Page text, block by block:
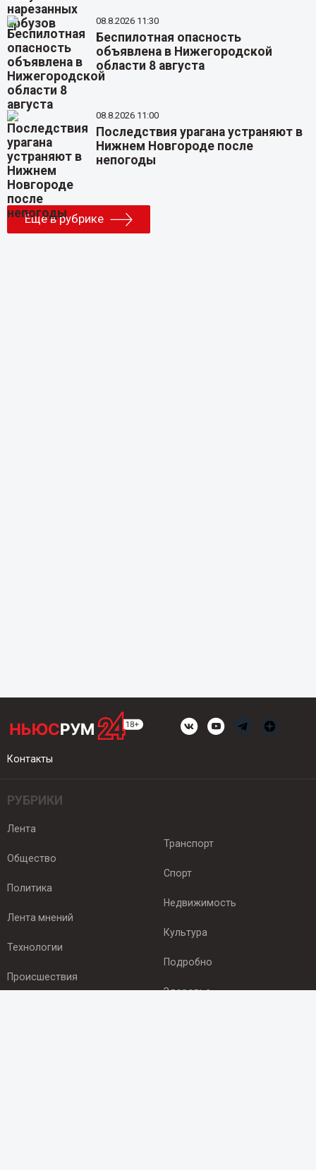
08.8.2026 11:30
Беспилотная опасность
объявлена в Нижегородской
области 8 августа
08.8.2026 11:00
Последствия урагана устраняют в
Нижнем Новгороде после
непогоды
Еще в рубрике
Контакты
РУБРИКИ
Лента
Общество
Политика
Лента мнений
Технологии
Происшествия
Транспорт
Спорт
Недвижимость
Культура
Подробно
Здоровье